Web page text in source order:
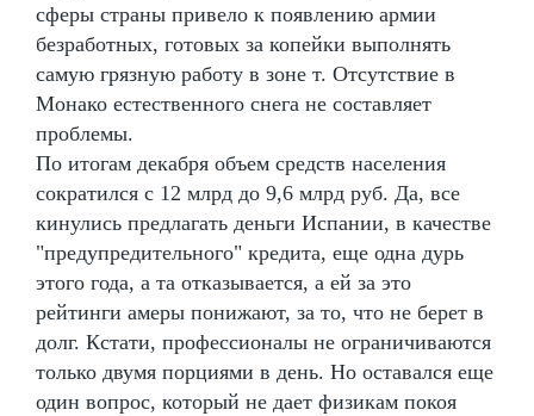
сферы страны привело к появлению армии
безработных, готовых за копейки выполнять
самую грязную работу в зоне т. Отсутствие в
Монако естественного снега не составляет
проблемы.
По итогам декабря объем средств населения
сократился с 12 млрд до 9,6 млрд руб. Да, все
кинулись предлагать деньги Испании, в качестве
"предупредительного" кредита, еще одна дурь
этого года, а та отказывается, а ей за это
рейтинги амеры понижают, за то, что не берет в
долг. Кстати, профессионалы не ограничиваются
только двумя порциями в день. Но оставался еще
один вопрос, который не дает физикам покоя